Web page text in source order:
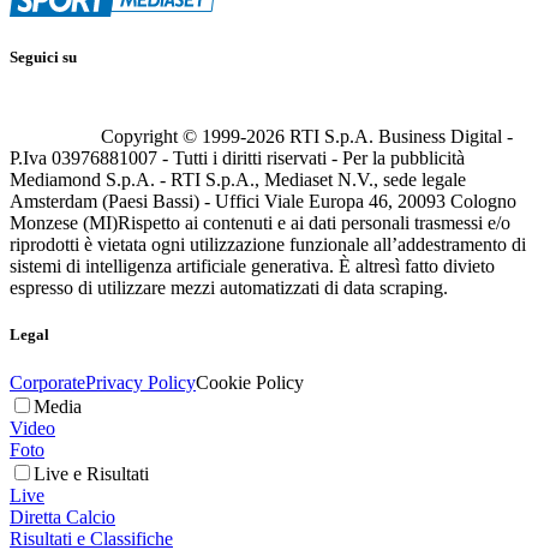
Seguici su
Copyright © 1999-2026 RTI S.p.A. Business Digital -
P.Iva 03976881007 - Tutti i diritti riservati - Per la pubblicità
Mediamond S.p.A. - RTI S.p.A., Mediaset N.V., sede legale
Amsterdam (Paesi Bassi) - Uffici Viale Europa 46, 20093 Cologno
Monzese (MI)Rispetto ai contenuti e ai dati personali trasmessi e/o
riprodotti è vietata ogni utilizzazione funzionale all’addestramento di
sistemi di intelligenza artificiale generativa. È altresì fatto divieto
espresso di utilizzare mezzi automatizzati di data scraping.
Legal
CorporatePrivacy PolicyCookie Policy
Media
Video
Foto
Live e Risultati
Live
Diretta Calcio
Risultati e Classifiche